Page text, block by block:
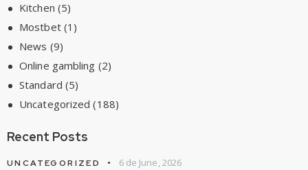
Kitchen (5)
Mostbet(1)
News (9)
Online gambling (2)
Standard (5)
Uncategorized (188)
Recent Posts
UNCATEGORIZED 6 de June, 2026